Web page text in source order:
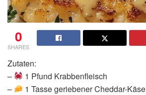
0
SHARES
Zutaten:
–
1 Pfund Krabbenfleisch
–
1 Tasse geriebener Cheddar-Käse